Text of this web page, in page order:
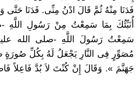
فَدَنَا مِنْهُ ثُمَّ قَالَ ادْنُ مِنِّى. فَدَنَا
أُنَبِّئُكَ بِمَا سَمِعْتُ مِنْ رَسُولِ اللَّهِ
سَمِعْتُ رَسُولَ اللَّهِ -صلى الله
مُصَوِّرٍ فِى النَّارِ يَجْعَلُ لَهُ بِكُلِّ صُورَةٍ
جَهَنَّمَ ». وَقَالَ إِنْ كُنْتَ لاَ بُدَّ فَاعِلاً